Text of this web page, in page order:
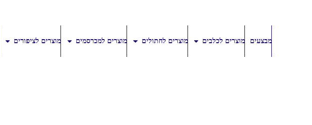
מבצעים מוצרים לכלבים מוצרים לחתולים מוצרים למכרסמים מוצרים לציפורים